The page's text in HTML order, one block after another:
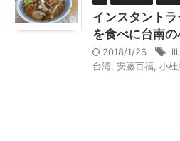
インスタント
を食べに台南
2018/1/26 ili
台湾 安藤百福 小杜